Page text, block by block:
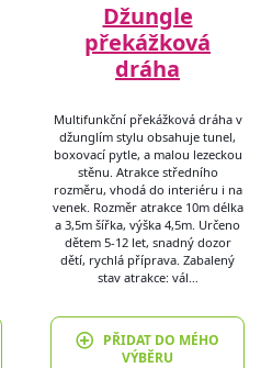
Džungle
překážková
dráha
Multifunkční překážková dráha v
džunglím stylu obsahuje tunel,
boxovací pytle, a malou lezeckou
stěnu. Atrakce středního
rozměru, vhodá do interiéru i na
venek. Rozměr atrakce 10m délka
a 3,5m šířka, výška 4,5m. Určeno
dětem 5-12 let, snadný dozor
dětí, rychlá příprava. Zabalený
stav atrakce: vál…
PŘIDAT DO MÉHO
VÝBĚRU